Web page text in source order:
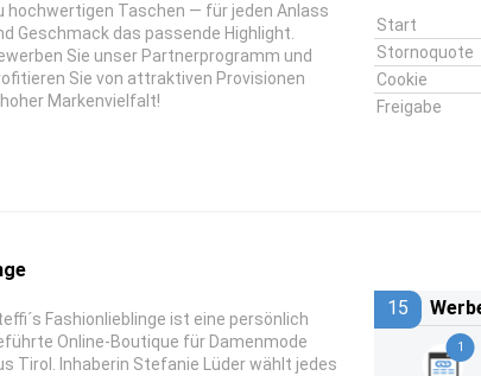
hochwertigen Taschen — für jeden Anlass
Geschmack das passende Highlight.
Sie unser Partnerprogramm und
Sie von attraktiven Provisionen
Markenvielfalt!
Start
Stornoquote
Cookie
Freigabe
Fashionlieblinge ist eine persönlich
Online-Boutique für Damenmode
Tirol. Inhaberin Stefanie Lüder wählt jedes
15
1